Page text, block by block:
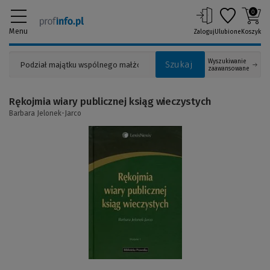
Menu
Szukaj
Wyszukiwanie
zaawansowane
ZalogujUlubione
0
Koszyk
Rękojmia wiary publicznej ksiąg wieczystych
Barbara Jelonek-Jarco